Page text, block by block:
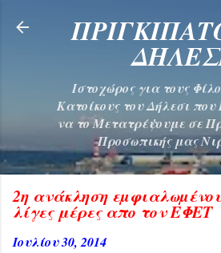
Μετάβαση στο κύριο
Ιστοχώρος για τους
Κατοίκους του Δήλεσι
να το Μετατρέψουμε σε
Προσωπικής μας
2η ανάκληση
λίγες μέρες απο τον ΕΦΕΤ
Ιουλίου 30, 2014